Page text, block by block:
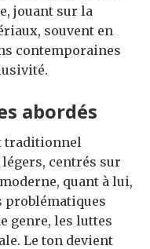
jouant sur la
souvent en
contemporaines
abordés
traditionnel
centrés sur
quant à lui,
problématiques
genre, les luttes
Le ton devient